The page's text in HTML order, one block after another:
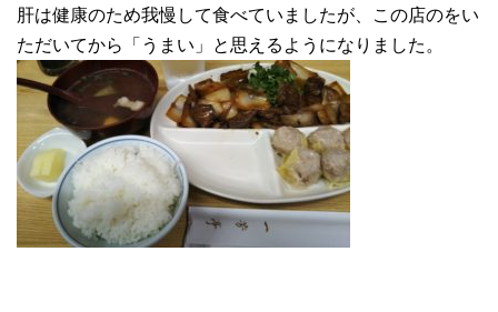
肝は健康のため我慢して食べていましたが、この店のをい
ただいてから「うまい」と思えるようになりました。